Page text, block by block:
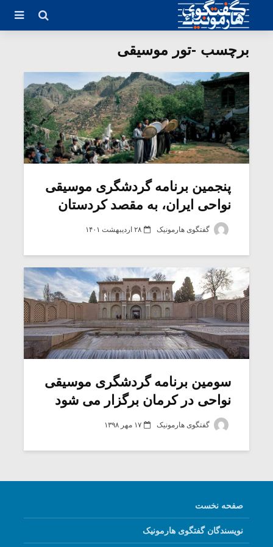
برچسب -تور موسیقی
پنجمین برنامه گردشگری موسیقی
نواحی ایران، به مقصد کردستان
گفتگوی هارمونیک ۲۸ اردیبهشت ۱۴۰۱
سومین برنامه گردشگری موسیقی
نواحی در کرمان برگزار می شود
گفتگوی هارمونیک ۱۷ مهر ۱۳۹۸
صفحه نخست
نویسندگان گفتگوی هارمونیک